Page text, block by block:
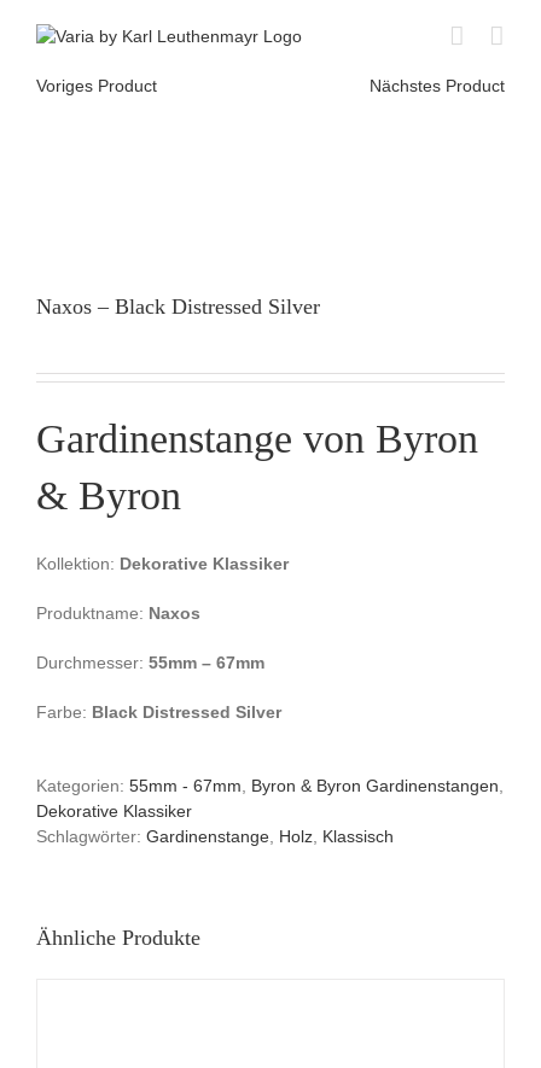
Voriges Product
Nächstes Product
Naxos – Black Distressed Silver
Gardinenstange von Byron
& Byron
Kollektion: Dekorative Klassiker
Produktname: Naxos
Durchmesser: 55mm – 67mm
Farbe: Black Distressed Silver
Kategorien: 55mm - 67mm Byron & Byron Gardinenstangen
Dekorative Klassiker
Schlagwörter: Gardinenstange Holz Klassisch
Ähnliche Produkte